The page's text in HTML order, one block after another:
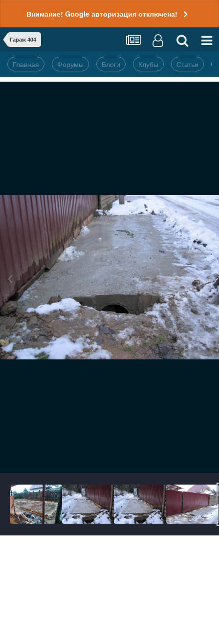
Внимание! Google авторизация отключена!
Гараж 404
Главная Форумы Блоги Клубы Статьи